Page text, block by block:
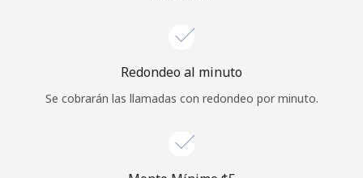
Redondeo al minuto
Se cobrarán las llamadas con redondeo por minuto.